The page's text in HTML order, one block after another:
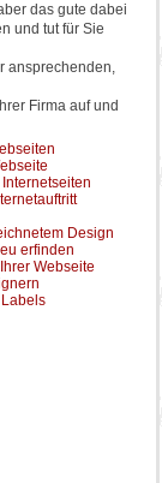
das gute dabei
und tut für Sie
ansprechenden,
Firma auf und
Design
erfinden
Webseite